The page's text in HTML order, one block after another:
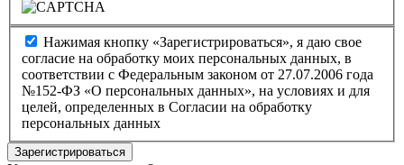
Нажимая кнопку «Зарегистрироваться», я даю свое
согласие на обработку моих персональных данных, в
соответствии с Федеральным законом от 27.07.2006 года
№152-ФЗ «О персональных данных», на условиях и для
целей, определенных в Согласии на обработку
персональных данных
Зарегистрироваться